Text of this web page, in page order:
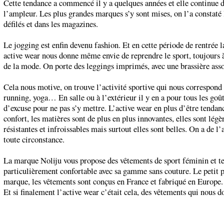
Cette tendance a commencé il y a quelques années et elle continue
l’ampleur. Les plus grandes marques s’y sont mises, on l’a
défilés et dans les magazines.
Le jogging est enfin devenu fashion. Et en cette période de rentrée
active wear nous donne même envie de reprendre le sport, toujours
de la mode. On porte des leggings imprimés, avec une brassière
Cela nous motive, on trouve l’activité sportive qui nous
running, yoga… En salle ou à l’extérieur il y en a pour tous les
d’excuse pour ne pas s’y mettre. L’active wear en plus d’être
confort, les matières sont de plus en plus innovantes, elles sont
résistantes et infroissables mais surtout elles sont belles. On a de
toute circonstance.
La marque Noliju vous propose des vêtements de sport féminin et
particulièrement confortable avec sa gamme sans couture. Le petit
marque, les vêtements sont conçus en France et fabriqué en Europe.
Et si finalement l’active wear c’était cela, des vêtements qui nous